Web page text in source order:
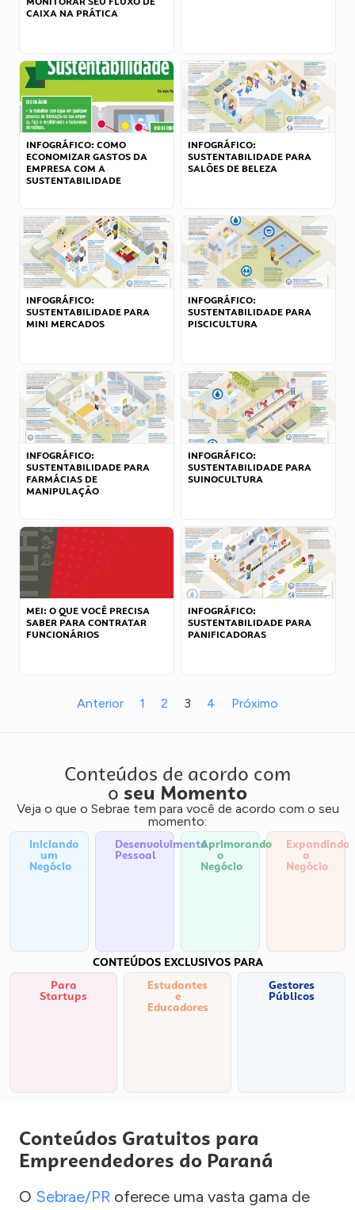
CAIXA NA PRÁTICA
INFOGRÁFICO: COMO
ECONOMIZAR GASTOS DA
EMPRESA COM A
SUSTENTABILIDADE
INFOGRÁFICO:
SUSTENTABILIDADE PARA
SALÕES DE BELEZA
INFOGRÁFICO:
SUSTENTABILIDADE PARA
MINI MERCADOS
INFOGRÁFICO:
SUSTENTABILIDADE PARA
PISCICULTURA
INFOGRÁFICO:
SUSTENTABILIDADE PARA
FARMÁCIAS DE
MANIPULAÇÃO
INFOGRÁFICO:
SUSTENTABILIDADE PARA
SUINOCULTURA
MEI: O QUE VOCÊ PRECISA
SABER PARA CONTRATAR
FUNCIONÁRIOS
INFOGRÁFICO:
SUSTENTABILIDADE PARA
PANIFICADORAS
Anterior 1 2 3 4 Próximo
Conteúdos de acordo com
o seu Momento
Veja o que o Sebrae tem para você de acordo com o seu
momento:
Iniciando
um
Negócio
Desenvolvimento
Pessoal
Aprimorando
o
Negócio
Expandindo
o
Negócio
CONTEÚDOS EXCLUSIVOS PARA
Para
Startups
Estudantes
e
Educadores
Gestores
Públicos
Conteúdos Gratuitos para
Empreendedores do Paraná
O Sebrae/PR oferece uma vasta gama de